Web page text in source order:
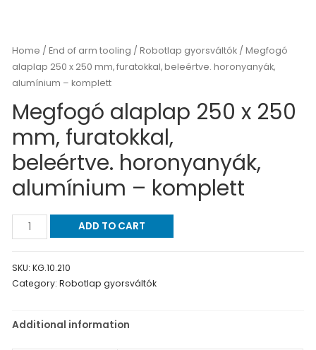
Home /End of arm tooling /Robotlap gyorsváltók / Megfogó
alaplap 250 x 250 mm, furatokkal, beleértve. horonyanyák,
alumínium – komplett
Megfogó alaplap 250 x 250
mm, furatokkal,
beleértve. horonyanyák,
alumínium – komplett
ADD TO CART
SKU:KG.10.210
Category:Robotlap gyorsváltók
Additional information